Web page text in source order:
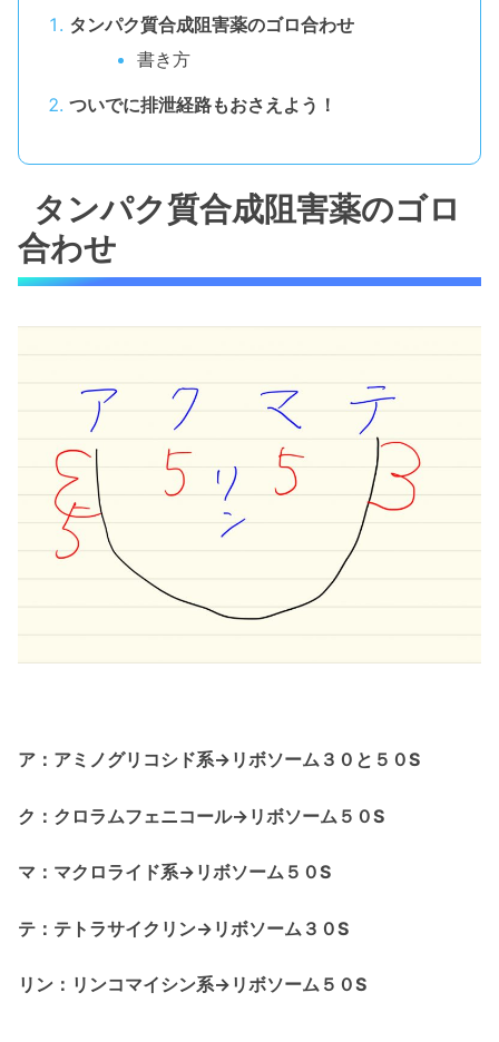
タンパク質合成阻害薬のゴロ合わせ
書き方
ついでに排泄経路もおさえよう！
タンパク質合成阻害薬のゴロ
合わせ
ア：アミノグリコシド系→リボソーム３０と５０S
ク：クロラムフェニコール→リボソーム５０S
マ：マクロライド系→リボソーム５０S
テ：テトラサイクリン→リボソーム３０S
リン：リンコマイシン系→リボソーム５０S